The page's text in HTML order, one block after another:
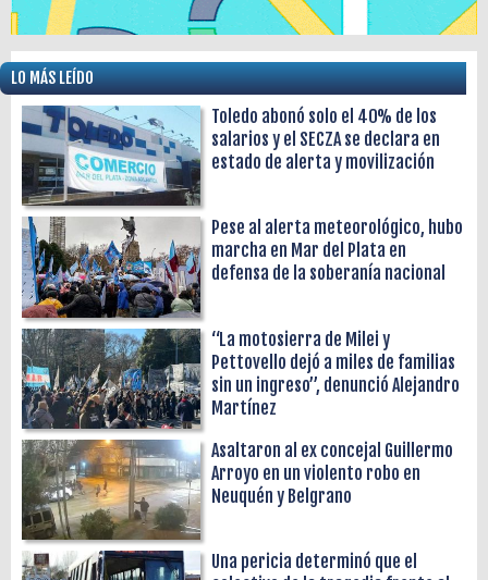
LO MÁS LEÍDO
Toledo abonó solo el 40% de los
salarios y el SECZA se declara en
estado de alerta y movilización
Pese al alerta meteorológico, hubo
marcha en Mar del Plata en
defensa de la soberanía nacional
“La motosierra de Milei y
Pettovello dejó a miles de familias
sin un ingreso”, denunció Alejandro
Martínez
Asaltaron al ex concejal Guillermo
Arroyo en un violento robo en
Neuquén y Belgrano
Una pericia determinó que el